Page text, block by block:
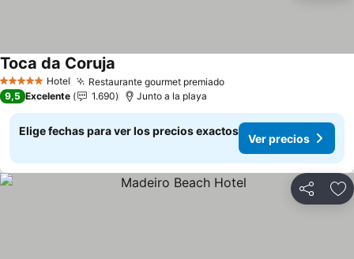
5 Estrellas Hotel Restaurante gourmet premiado
Toca da Coruja
9,5 Excelente 1.690 Junto a la playa
Elige fechas para ver los precios exactos
Ver precios
Compartir